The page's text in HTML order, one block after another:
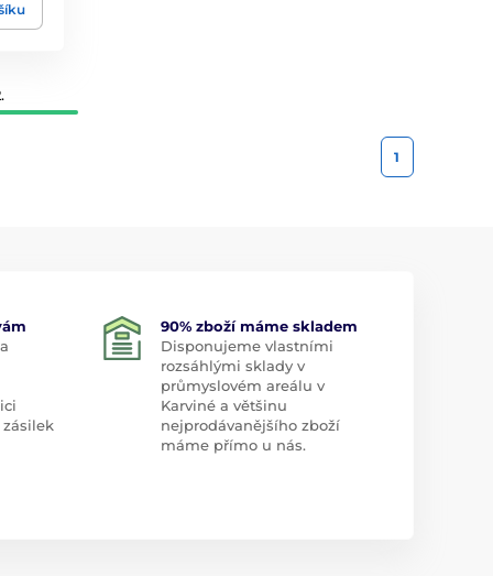
1
90% zboží máme skladem
Disponujeme vlastními
rozsáhlými sklady v
průmyslovém areálu v
Karviné a většinu
nejprodávanějšího zboží
máme přímo u nás.